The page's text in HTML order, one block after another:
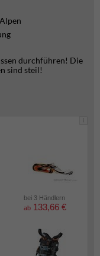
durchführen! Die
sind steil!
i
bei 3 Händlern
ab 133,66 €